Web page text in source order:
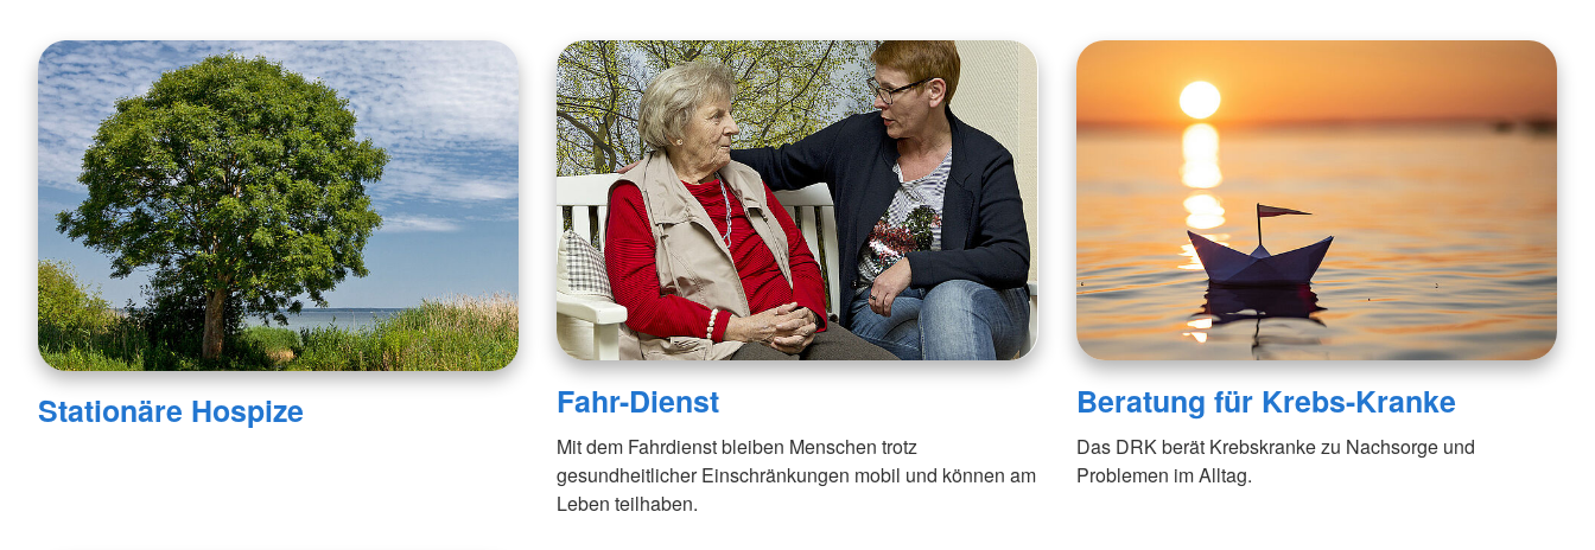
Stationäre Hospize Fahr-Dienst
Mit dem Fahrdienst bleiben Menschen trotz
gesundheitlicher Einschränkungen mobil und können am
Leben teilhaben.
Beratung für Krebs-Kranke
Das DRK berät Krebskranke zu Nachsorge und
Problemen im Alltag.